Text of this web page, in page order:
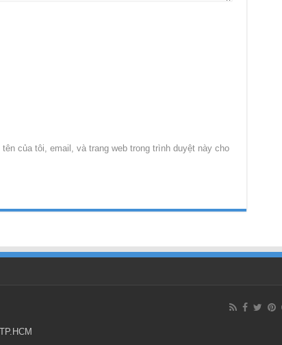
tên của tôi, email, và trang web trong trình duyệt này cho